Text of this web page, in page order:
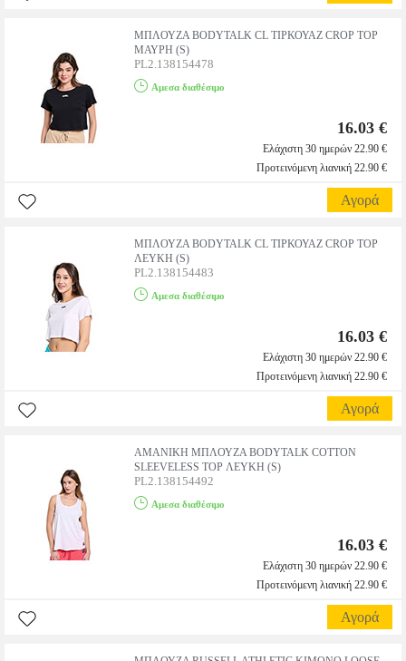
ΜΠΛΟΥΖΑ BODYTALK CL ΤΙΡΚΟΥΑΖ CROP TOP
ΜΑΥΡΗ (S)
PL2.138154478
Αμεσα διαθέσιμο
16.03 €
Ελάχιστη 30 ημερών 22.90 €
Προτεινόμενη λιανική 22.90 €
Αγορά
ΜΠΛΟΥΖΑ BODYTALK CL ΤΙΡΚΟΥΑΖ CROP TOP
ΛΕΥΚΗ (S)
PL2.138154483
Αμεσα διαθέσιμο
16.03 €
Ελάχιστη 30 ημερών 22.90 €
Προτεινόμενη λιανική 22.90 €
Αγορά
ΑΜΑΝΙΚΗ ΜΠΛΟΥΖΑ BODYTALK COTTON
SLEEVELESS TOP ΛΕΥΚΗ (S)
PL2.138154492
Αμεσα διαθέσιμο
16.03 €
Ελάχιστη 30 ημερών 22.90 €
Προτεινόμενη λιανική 22.90 €
Αγορά